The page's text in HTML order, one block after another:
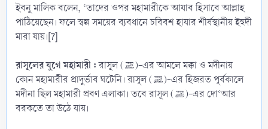
ইবনু মালিক বলেন, ‘তাদের ওপর মহামারীকে আযাব হিসাবে আল্লাহ
পাঠিয়েছেন। ফলে স্বল্প সময়ের ব্যবধানে চবিবশ হাযার শীর্ষস্থানীয় ইহুদী
মারা যায়।[7]
রাসূলের যুগে মহামারী :রাসূল (ﷺ)-এর আমলে মক্কা ও মদীনায়
কোন মহামারীর প্রাদুর্ভাব ঘটেনি। রাসূল (ﷺ)-এর হিজরত পূর্বকালে
মদীনা ছিল মহামারী প্রবণ এলাকা। তবে রাসূল (ﷺ)-এর দো‘আর
বরকতে তা উঠে যায়।